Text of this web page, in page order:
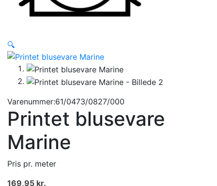
🔍
Varenummer:61/0473/0827/000
Printet blusevare
Marine
Pris pr. meter
169,95 kr.